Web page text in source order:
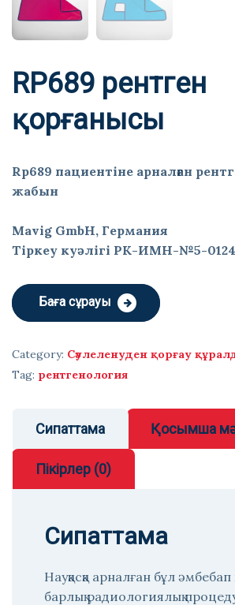
RP689 рентген
қорғанысы
Rp689 пациентіне арналған
жабын
Mavig GmbH, Германия
Тіркеу куәлігі РК-ИМН-№5-
Баға сұрауы
Category: Сәулеленуден қорғау
Tag: рентгенология
Сипаттама Қосымша
Пікірлер (0)
Сипаттама
Науқасқа арналған бұл
барлық радиологиялық